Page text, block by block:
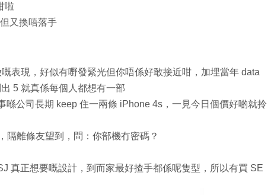
啦
又換唔落手
表現，好似有嘢發緊光但你唔係好敢接近咁，加埋當年 data
5 就真係每個人都想有一部
喺公司長期 keep 住一兩條 iPhone 4s，一見今日個價好啲就拎
隔離條友望到，問：你部機冇密碼？
真正想要嘅設計，到而家最好揸手都係呢隻型，所以有買 SE